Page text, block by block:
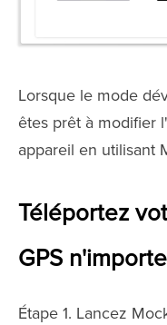
Lorsque le mode
êtes prêt à modifier
appareil en utilisant
Téléportez
GPS
Étape 1. Lancez